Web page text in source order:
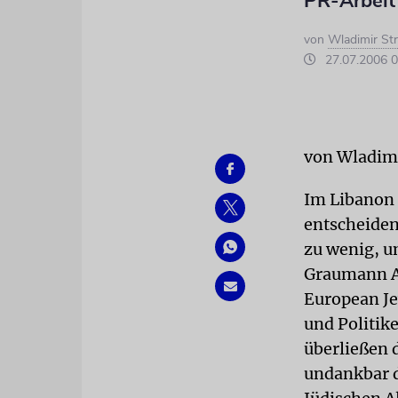
von Wladimir
27.07.2006
von
Im Libanon
zu wenig,
Graumann
European
und
überließen
undankbar